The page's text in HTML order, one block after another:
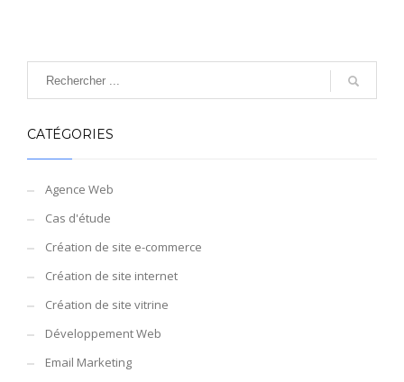
CATÉGORIES
Agence Web
Cas d'étude
Création de site e-commerce
Création de site internet
Création de site vitrine
Développement Web
Email Marketing